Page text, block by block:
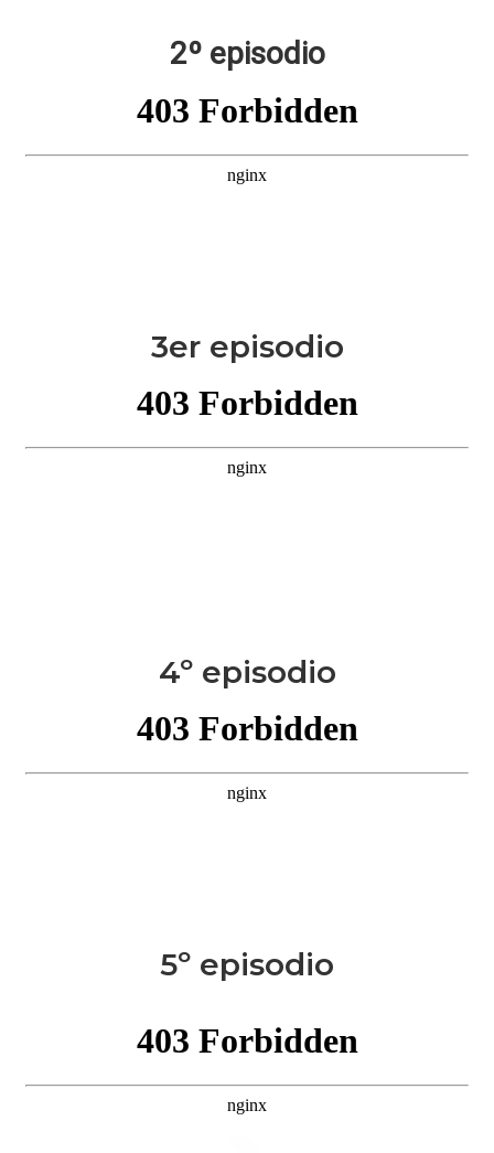
2º episodio
3er episodio
4º episodio
5º episodio